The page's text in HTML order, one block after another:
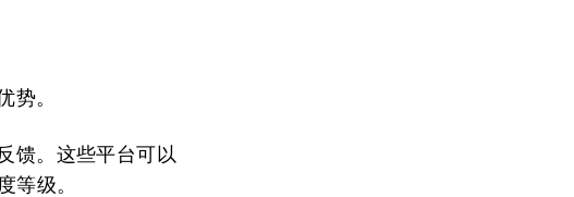
势。
馈。这些平台可以
等级。